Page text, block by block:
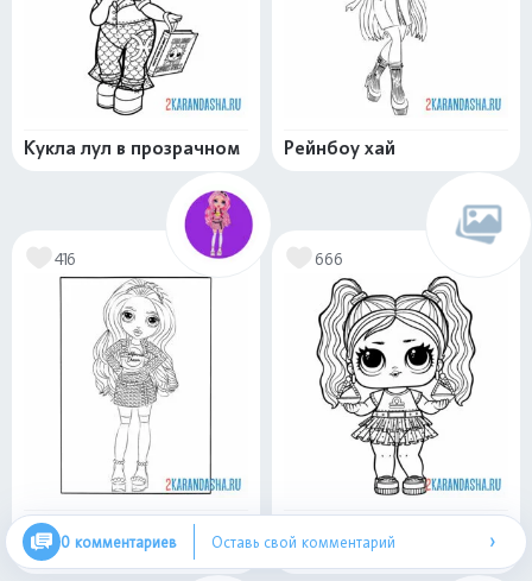
Кукла лул в прозрачном Рейнбоу хай
416
Белла Паркер (Rainbow
high)
666
0 комментариев Оставь свой комментарий ›